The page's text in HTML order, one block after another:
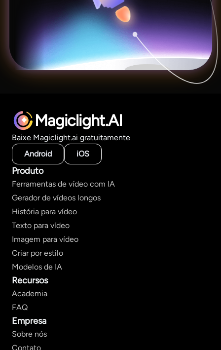
Magiclight.AI
Baixe Magiclight.ai gratuitamente
Android
iOS
Produto
Ferramentas de vídeo com IA
Gerador de vídeos longos
História para vídeo
Texto para vídeo
Imagem para vídeo
Criar por estilo
Modelos de IA
Recursos
Academia
FAQ
Empresa
Sobre nós
Contato